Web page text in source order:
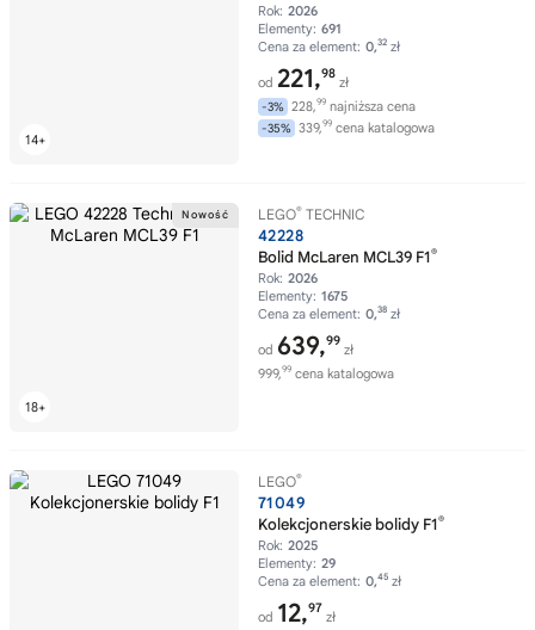
Rok: 2026
Elementy: 691
Cena za element: 0,32 zł
od 221,98
zł
-3% 228,99 najniższa cena
-35% 339,99 cena katalogowa
LEGO® TECHNIC
42228
Bolid McLaren MCL39 F1®
Rok: 2026
Elementy: 1675
Cena za element: 0,38 zł
od 639,99
zł
999,99 cena katalogowa
LEGO®
71049
Kolekcjonerskie bolidy F1®
Rok: 2025
Elementy: 29
Cena za element: 0,45 zł
od 12,97
zł